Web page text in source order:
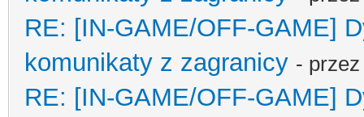
RE: [IN-GAME/OFF-GAME]
komunikaty z zagranicy -
RE: [IN-GAME/OFF-GAME]